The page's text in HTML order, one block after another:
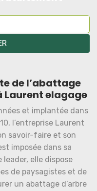
de l’abattage
Laurent elagage
et implantée dans
l’entreprise Laurent
savoir-faire et son
imposée dans sa
elle dispose
de paysagistes et de
un abattage d’arbre